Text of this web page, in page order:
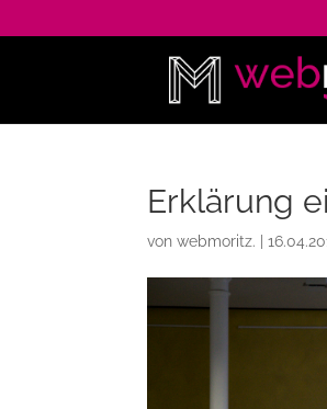
Erklärung
vonwebmoritz. |